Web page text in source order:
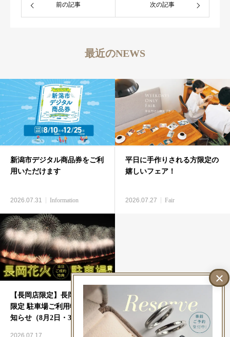
前の記事 次の記事
最近のNEWS
新潟市デジタル商品券をご利
用いただけます
2026.07.31 Information
平日に手作りされる方限定の
嬉しいフェア！
2026.07.27 Fair
【長岡店限定】長岡花火の日
限定 駐車場ご利用特典のお
知らせ（8月2日・3日）
2026.07.17